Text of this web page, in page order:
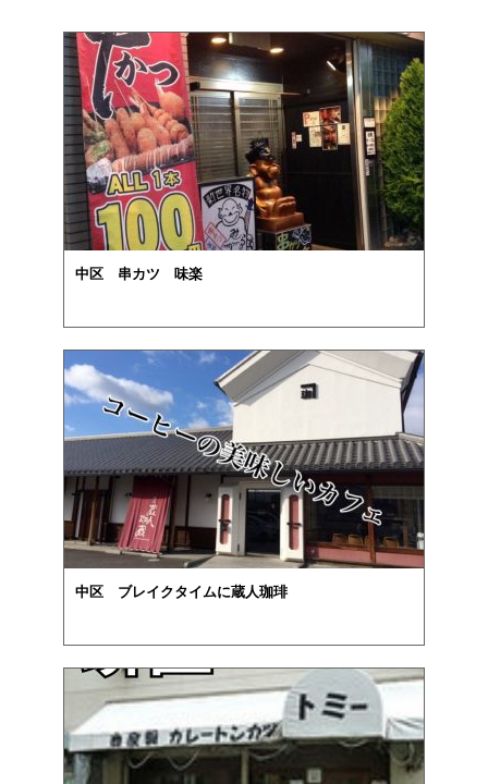
中区 串カツ 味楽
中区 ブレイクタイムに蔵人珈琲